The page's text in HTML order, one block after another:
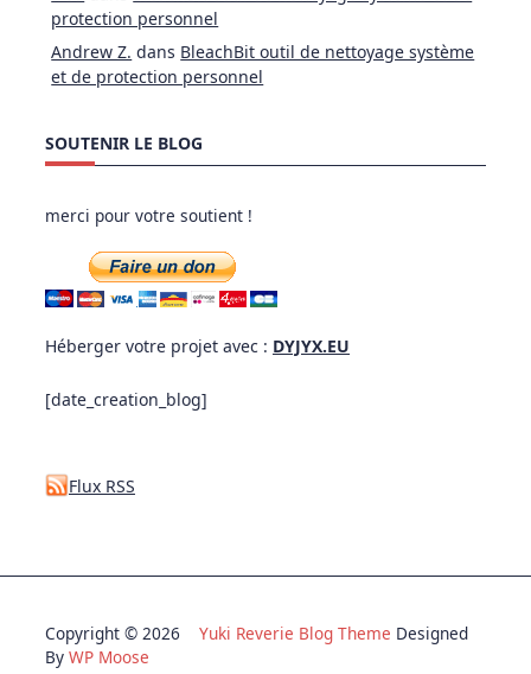
protection personnel
Andrew Z. dans BleachBit outil de nettoyage système
et de protection personnel
SOUTENIR LE BLOG
merci pour votre soutient !
Héberger votre projet avec : DYJYX.EU
[date_creation_blog]
Flux RSS
Copyright © 2026 Yuki Reverie Blog Theme Designed
By WP Moose